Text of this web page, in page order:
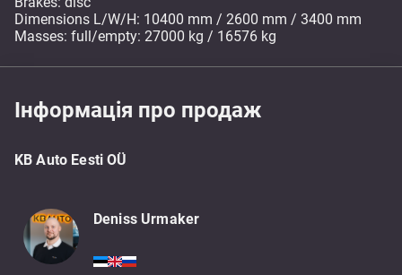
Dimensions L/W/H: 10400 mm / 2600 mm / 3400 mm
Masses: full/empty: 27000 kg / 16576 kg
Інформація про продаж
KB Auto Eesti OÜ
Deniss Urmaker